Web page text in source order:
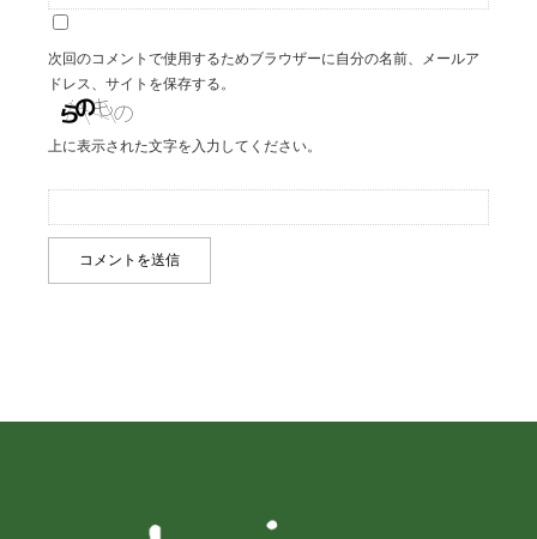
次回のコメントで使用するためブラウザーに自分の名前、メールア
ドレス、サイトを保存する。
上に表示された文字を入力してください。